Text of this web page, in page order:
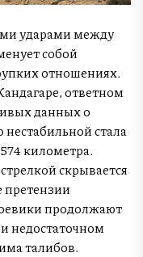
ударами между
собой
отношениях.
ответном
данных о
стала
километра.
скрывается
претензии
продолжают
недостаточном
талибов.